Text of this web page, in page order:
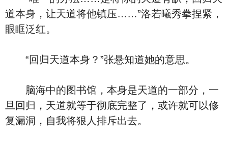
道本身，让天道将他镇压……”洛若曦秀拳捏紧，
眼眶泛红。
“回归天道本身？”张悬知道她的意思。
脑海中的图书馆，本身是天道的一部分，一
旦回归，天道就等于彻底完整了，或许就可以修
复漏洞，自我将狠人排斥出去。